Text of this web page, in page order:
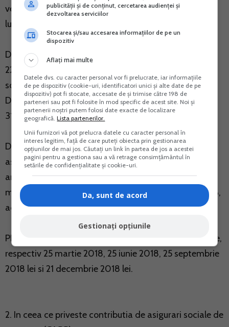
venit ar trebui sa fie minimum 22.800 lei (1.900 x 12
luni).
Daca norma anuala de venit in anul 2018, este sub
22.800 lei, PFA nu datoreaza contributia de asigurari
sociale pentru anul in curs si nu are obligatia depunerii
Declaratiei 600 pentru anul 2018, pana la data de
31.01.2018.
Desigur, se poate opta pentru plata contributiei de
asigurari sociale si a depunerii Declaratiei 600 pentru
anul 2018. Suma asigurata este cel putin la salariul
mimim pe tara, adica 1.900 de lei/luna x cota de 25%,
adica: 22.800 x 25% = 5.700 lei /an.
PFA va plati suma de 5.700 lei, in 4 transe trimestriale,
respectiv 25 martie 2018, 25 iunie 2018, 25 septembrie
2018 lei si 21 decembrie 2018 lei.
2. In ceea ce priveste contributia de asigurari sociale de
publicității și de conținut, cercetarea audienței și
dezvoltarea serviciilor
Stocarea și/sau accesarea informațiilor de pe un
dispozitiv
Aflați mai multe
Datele dvs. cu caracter personal vor fi prelucrate, iar informațiile
de pe dispozitiv (cookie-uri, identificatori unici și alte date de pe
dispozitiv) pot fi stocate, accesate de și trimise către 198 de
parteneri sau pot fi folosite în mod specific de acest site. Noi și
partenerii noștri putem folosi date exacte de localizare
geografică.Lista partenerilor.
Unii furnizori vă pot prelucra datele cu caracter personal în
interes legitim, față de care puteți obiecta prin gestionarea
opțiunilor de mai jos. Căutați un link în partea de jos a acestei
pagini pentru a gestiona sau a vă retrage consimțământul în
setările de confidențialitate și cookie-uri.
Da, sunt de acord
Gestionați opțiunile